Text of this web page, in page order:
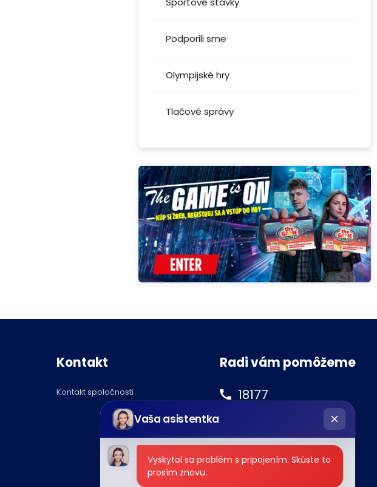
Podporili sme
Olympijské hry
Tlačové správy
Radi vám pomôžeme
18177
podnety@tipos.sk
Kontakt
Kontakt spoločnosti
Vaša asistentka
Chatbot
píše
Vyskytol sa problém s pripojením. Skúste to
prosím znovu.